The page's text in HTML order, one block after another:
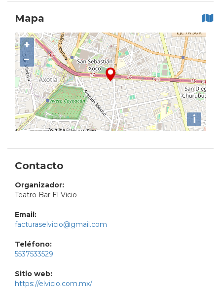
Mapa
+
−
i
Contacto
Organizador:
Teatro Bar El Vicio
Email:
facturaselvicio@gmail.com
Teléfono:
5537533529
Sitio web:
https://elvicio.com.mx/